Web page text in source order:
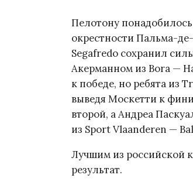
Пелотону
окрестности Пальма-
Segafredo сохранил
Акерманном из Bora —
к победе, но ребята из
выведя Москетти к
второй, а Андреа
из Sport Vlaanderen —
Лучшим из российской
результат.